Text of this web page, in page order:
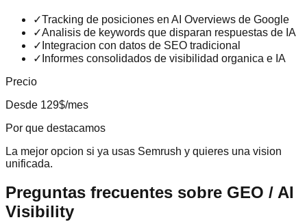
✓Tracking de posiciones en AI Overviews de Google
✓Analisis de keywords que disparan respuestas de IA
✓ Integracion con datos de SEO tradicional
✓ Informes consolidados de visibilidad organica e IA
Precio
Desde 129$/mes
Por que destacamos
La mejor opcion si ya usas Semrush y quieres una vision
unificada.
Preguntas frecuentes sobre GEO / AI
Visibility